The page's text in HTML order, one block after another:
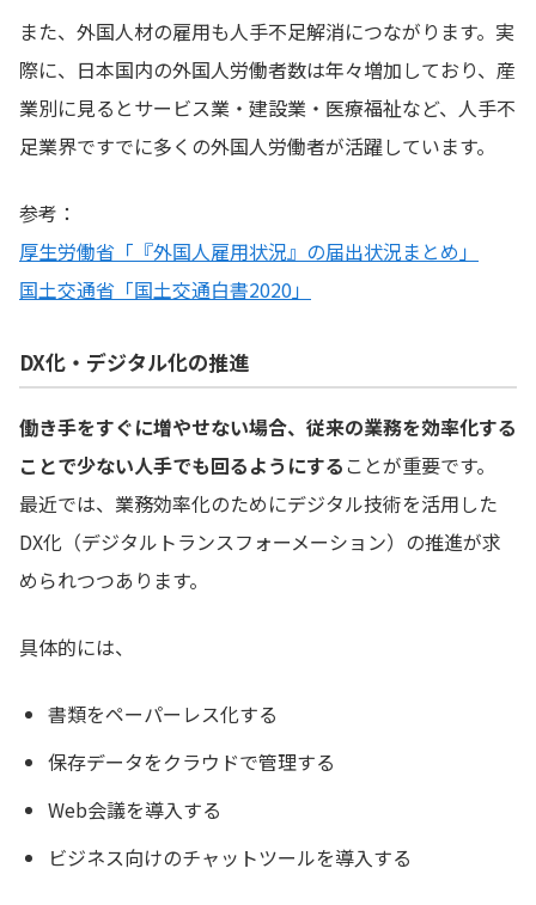
また、外国人材の雇用も人手不足解消につながります。実
際に、日本国内の外国人労働者数は年々増加しており、産
業別に見るとサービス業・建設業・医療福祉など、人手不
足業界ですでに多くの外国人労働者が活躍しています。
参考：
厚生労働省「『外国人雇用状況』の届出状況まとめ」
国土交通省「国土交通白書2020」
DX化・デジタル化の推進
働き手をすぐに増やせない場合、従来の業務を効率化する
ことで少ない人手でも回るようにする ことが重要です。
最近では、業務効率化のためにデジタル技術を活用した
DX化（デジタルトランスフォーメーション）の推進が求
められつつあります。
具体的には、
書類をペーパーレス化する
保存データをクラウドで管理する
Web会議を導入する
ビジネス向けのチャットツールを導入する